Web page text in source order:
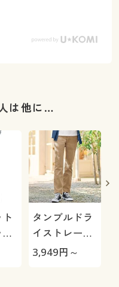
は他に…
タンブルドラ
イストレート
パンツ(ストレ
3,949円～